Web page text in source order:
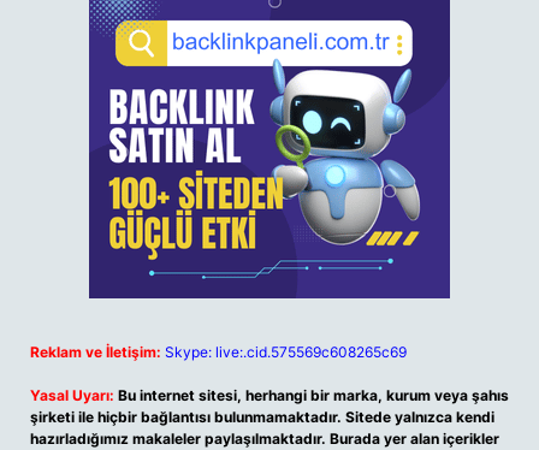
Reklam ve İletişim: Skype: live:.cid.575569c608265c69
Yasal Uyarı: Bu internet sitesi, herhangi bir marka, kurum veya şahıs
şirketi ile hiçbir bağlantısı bulunmamaktadır. Sitede yalnızca kendi
hazırladığımız makaleler paylaşılmaktadır. Burada yer alan içerikler